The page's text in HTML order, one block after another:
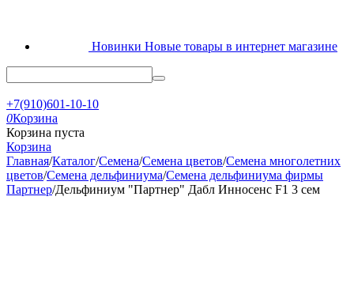
Новинки Новые товары в интернет магазине
+7(910)601-10-10
0Корзина
Корзина пуста
Корзина
Главная/Каталог/Семена/Семена цветов/Семена многолетних
цветов/Семена дельфиниума/Семена дельфиниума фирмы
Партнер/Дельфиниум "Партнер" Дабл Инносенс F1 3 сем